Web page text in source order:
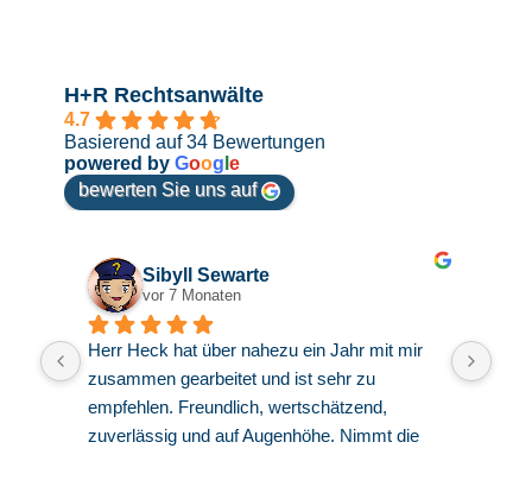
H+R Rechtsanwälte
4.7
Basierend auf 34 Bewertungen
powered by Goog e
bewerten Sie uns auf
Sibyll Sewarte
vor 7 Monaten
Herr Heck hat über nahezu ein Jahr mit mir
zusammen gearbeitet und ist sehr zu
empfehlen. Freundlich, wertschätzend,
zuverlässig und auf Augenhöhe. Nimmt die